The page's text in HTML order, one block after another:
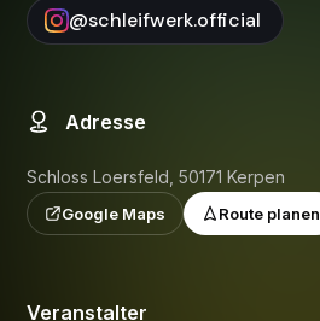
@schleifwerk.official
Adresse
Schloss Loersfeld, 50171 Kerpen
Google Maps Route planen
Veranstalter